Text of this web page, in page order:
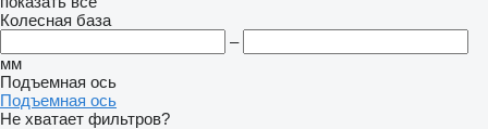
Колесная база
–
мм
Подъемная ось
Подъемная ось
Не хватает фильтров?